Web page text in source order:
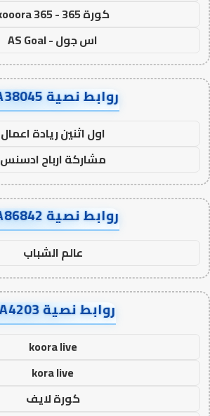
كورة 365 - kooora 365
اس جول - AS Goal
روابط نصية AA38045
اول اثنين ريادة اعمال
مشاركة ارباح ادسنس
روابط نصية AA86842
عالم الشباب
روابط نصية AA4203
koora live
kora live
كورة لايف